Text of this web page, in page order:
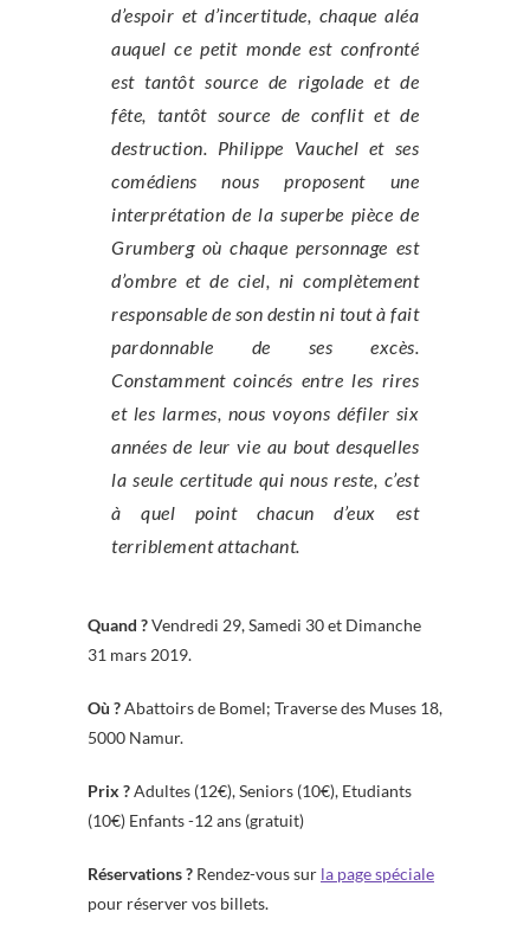
d’espoir et d’incertitude, chaque aléa
auquel ce petit monde est confronté
est tantôt source de rigolade et de
fête, tantôt source de conflit et de
destruction. Philippe Vauchel et ses
comédiens nous proposent une
interprétation de la superbe pièce de
Grumberg où chaque personnage est
d’ombre et de ciel, ni complètement
responsable de son destin ni tout à fait
pardonnable de ses excès.
Constamment coincés entre les rires
et les larmes, nous voyons défiler six
années de leur vie au bout desquelles
la seule certitude qui nous reste, c’est
à quel point chacun d’eux est
terriblement attachant.
Quand ?Vendredi 29, Samedi 30 et Dimanche
31 mars 2019.
Où ?Abattoirs de Bomel; Traverse des Muses 18,
5000 Namur.
Prix ?Adultes (12€), Seniors (10€), Etudiants
(10€) Enfants -12 ans (gratuit)
Réservations ? Rendez-vous sur la page spéciale
pour réserver vos billets.